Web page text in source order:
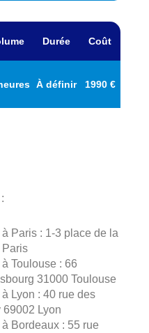
Durée Coût
À définir 1990 €
Paris : 1-3 place de la
Paris
Toulouse : 66
31000 Toulouse
Lyon : 40 rue des
69002 Lyon
Bordeaux : 55 rue